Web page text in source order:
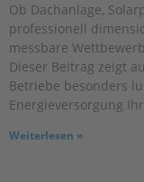
Ob Dachanlage,
professionell
messbare
Dieser Beitrag zeigt
Betriebe besonders
Energieversorgung
Weiterlesen »